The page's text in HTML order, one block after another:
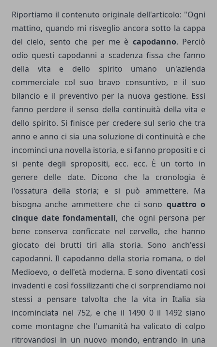
Riportiamo il contenuto originale dell'articolo: "Ogni
mattino, quando mi risveglio ancora sotto la cappa
del cielo, sento che per me è capodanno. Perciò
odio questi capodanni a scadenza fissa che fanno
della vita e dello spirito umano un'azienda
commerciale col suo bravo consuntivo, e il suo
bilancio e il preventivo per la nuova gestione. Essi
fanno perdere il senso della continuità della vita e
dello spirito. Si finisce per credere sul serio che tra
anno e anno ci sia una soluzione di continuità e che
incominci una novella istoria, e si fanno propositi e ci
si pente degli spropositi, ecc. ecc. È un torto in
genere delle date. Dicono che la cronologia è
l'ossatura della storia; e si può ammettere. Ma
bisogna anche ammettere che ci sono quattro o
cinque date fondamentali, che ogni persona per
bene conserva conficcate nel cervello, che hanno
giocato dei brutti tiri alla storia. Sono anch'essi
capodanni. Il capodanno della storia romana, o del
Medioevo, o dell'età moderna. E sono diventati così
invadenti e così fossilizzanti che ci sorprendiamo noi
stessi a pensare talvolta che la vita in Italia sia
incominciata nel 752, e che il 1490 0 il 1492 siano
come montagne che l'umanità ha valicato di colpo
ritrovandosi in un nuovo mondo, entrando in una